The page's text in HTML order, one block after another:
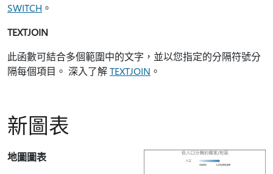
SWITCH 。
TEXTJOIN
此函數可結合多個範圍中的文字，並以您指定的分隔符號分
隔每個項目。 深入了解TEXTJOIN 。
新圖表
地圖圖表